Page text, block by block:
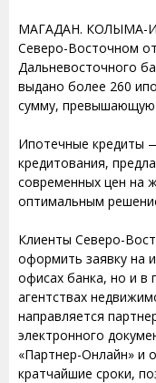
МАГАДАН. КОЛЫМА-
Северо-Восточном
Дальневосточного
выдано более 260
сумму, превышающую
Ипотечные кредиты
кредитования,
современных цен на
оптимальным
Клиенты Северо-
оформить заявку на
офисах банка, но и в
агентствах
направляется
электронного
«Партнер-Онлайн» и
кратчайшие сроки,